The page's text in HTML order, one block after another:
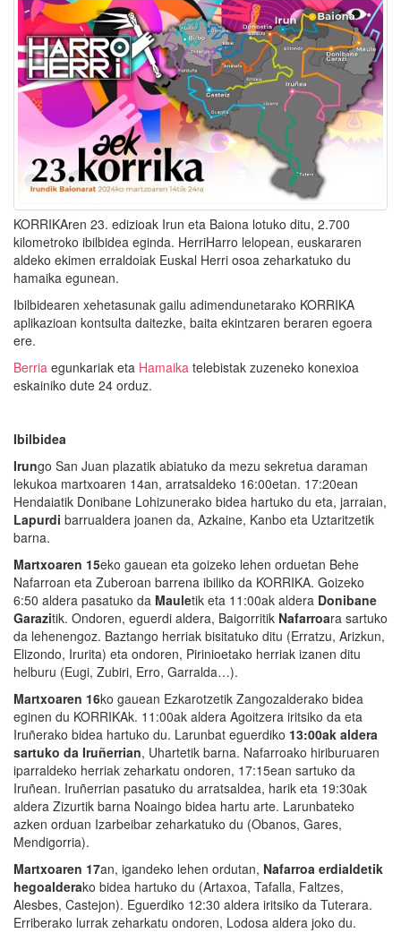
KORRIKAren 23. edizioak Irun eta Baiona lotuko ditu, 2.700
kilometroko ibilbidea eginda. HerriHarro lelopean, euskararen
aldeko ekimen erraldoiak Euskal Herri osoa zeharkatuko du
hamaika egunean.
Ibilbidearen xehetasunak gailu adimendunetarako KORRIKA
aplikazioan kontsulta daitezke, baita ekintzaren beraren egoera
ere.
Berria egunkariak eta Hamaika telebistak zuzeneko konexioa
eskainiko dute 24 orduz.
Ibilbidea
Irungo San Juan plazatik abiatuko da mezu sekretua daraman
lekukoa martxoaren 14an, arratsaldeko 16:00etan. 17:20ean
Hendaiatik Donibane Lohizunerako bidea hartuko du eta, jarraian,
Lapurdi barrualdera joanen da, Azkaine, Kanbo eta Uztaritzetik
barna.
Martxoaren 15eko gauean eta goizeko lehen orduetan Behe
Nafarroan eta Zuberoan barrena ibiliko da KORRIKA. Goizeko
6:50 aldera pasatuko da Mauletik eta 11:00ak aldera Donibane
Garazitik. Ondoren, eguerdi aldera, Baigorritik Nafarroara sartuko
da lehenengoz. Baztango herriak bisitatuko ditu (Erratzu, Arizkun,
Elizondo, Irurita) eta ondoren, Pirinioetako herriak izanen ditu
helburu (Eugi, Zubiri, Erro, Garralda…).
Martxoaren 16ko gauean Ezkarotzetik Zangozalderako bidea
eginen du KORRIKAk. 11:00ak aldera Agoitzera iritsiko da eta
Iruñerako bidea hartuko du. Larunbat eguerdiko 13:00ak aldera
sartuko da Iruñerrian, Uhartetik barna. Nafarroako hiriburuaren
iparraldeko herriak zeharkatu ondoren, 17:15ean sartuko da
Iruñean. Iruñerrian pasatuko du arratsaldea, harik eta 19:30ak
aldera Zizurtik barna Noaingo bidea hartu arte. Larunbateko
azken orduan Izarbeibar zeharkatuko du (Obanos, Gares,
Mendigorria).
Martxoaren 17an, igandeko lehen ordutan, Nafarroa erdialdetik
hegoalderako bidea hartuko du (Artaxoa, Tafalla, Faltzes,
Alesbes, Castejon). Eguerdiko 12:30 aldera iritsiko da Tuterara.
Erriberako lurrak zeharkatu ondoren, Lodosa aldera joko du.